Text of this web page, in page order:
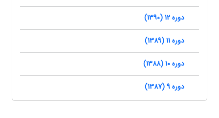
دوره 12 (1390)
دوره 11 (1389)
دوره 10 (1388)
دوره 9 (1387)